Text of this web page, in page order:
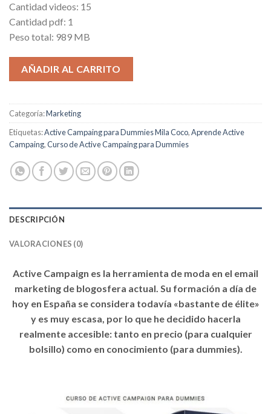
Cantidad videos: 15
Cantidad pdf: 1
Peso total: 989 MB
AÑADIR AL CARRITO
Categoría:Marketing
Etiquetas:Active Campaing para Dummies Mila Coco,Aprende Active
Campaing,Curso de Active Campaing para Dummies
DESCRIPCIÓN
VALORACIONES (0)
Active Campaign es la herramienta de moda en el email
marketing de blogosfera actual. Su formación a día de
hoy en España se considera todavía «bastante de élite»
y es muy escasa, por lo que he decidido hacerla
realmente accesible: tanto en precio (para cualquier
bolsillo) como en conocimiento (para dummies).